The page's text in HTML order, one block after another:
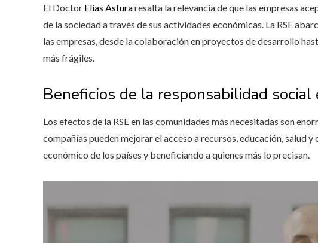
El Doctor Elías Asfuraresalta la relevancia de que las empresas
de la sociedad a través de sus actividades económicas. La RSE
las empresas, desde la colaboración en proyectos de desarrollo
más frágiles.
Beneficios de la responsabilidad social
Los efectos de la RSE en las comunidades más necesitadas son
compañías pueden mejorar el acceso a recursos, educación, salud
económico de los países y beneficiando a quienes más lo precisan.